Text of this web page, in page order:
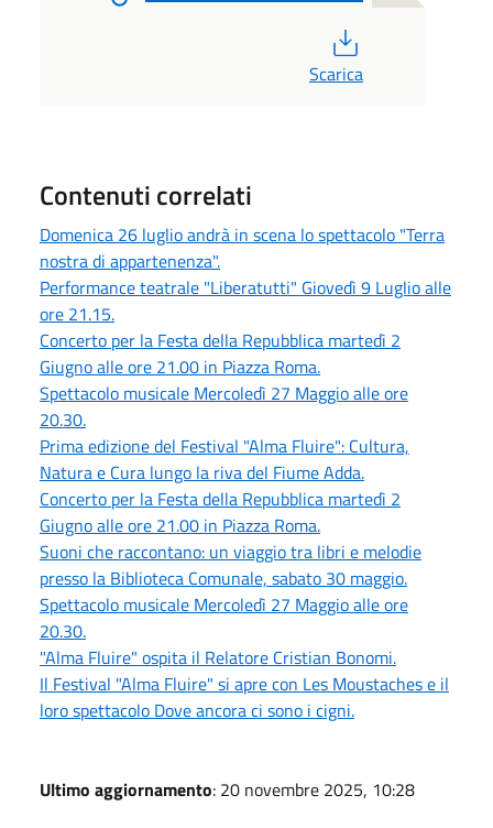
Scarica
Contenuti correlati
Domenica 26 luglio andrà in scena lo spettacolo "Terra
nostra di appartenenza".
Performance teatrale "Liberatutti" Giovedì 9 Luglio alle
ore 21.15.
Concerto per la Festa della Repubblica martedì 2
Giugno alle ore 21.00 in Piazza Roma.
Spettacolo musicale Mercoledì 27 Maggio alle ore
20.30.
Prima edizione del Festival "Alma Fluire": Cultura,
Natura e Cura lungo la riva del Fiume Adda.
Concerto per la Festa della Repubblica martedì 2
Giugno alle ore 21.00 in Piazza Roma.
Suoni che raccontano: un viaggio tra libri e melodie
presso la Biblioteca Comunale, sabato 30 maggio.
Spettacolo musicale Mercoledì 27 Maggio alle ore
20.30.
"Alma Fluire" ospita il Relatore Cristian Bonomi.
Il Festival "Alma Fluire" si apre con Les Moustaches e il
loro spettacolo Dove ancora ci sono i cigni.
Ultimo aggiornamento: 20 novembre 2025, 10:28